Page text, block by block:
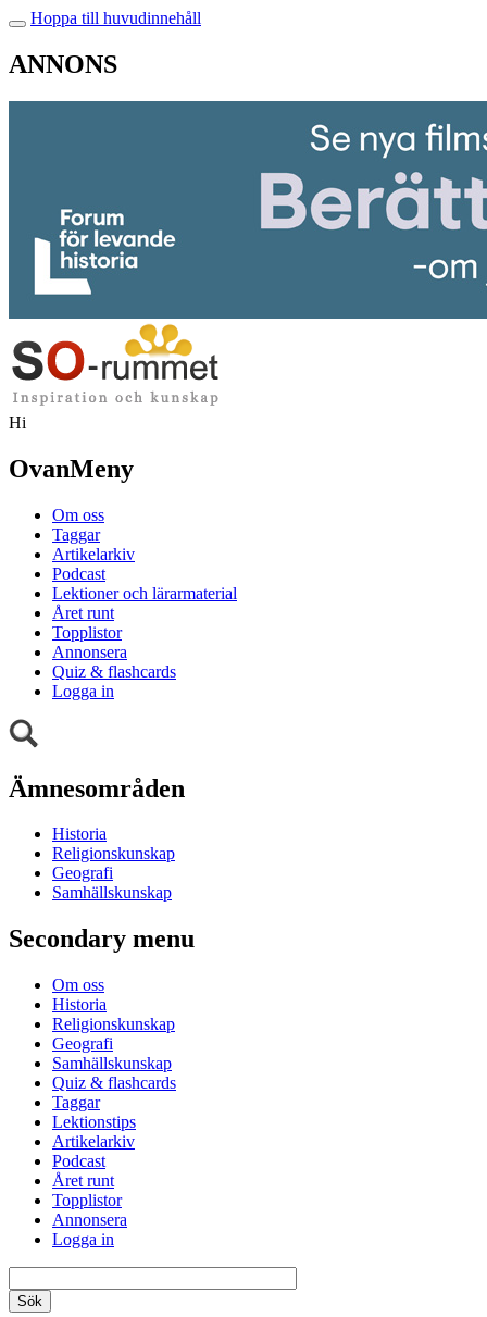
Hoppa till huvudinnehåll
ANNONS
Hi
OvanMeny
Om oss
Taggar
Artikelarkiv
Podcast
Lektioner och lärarmaterial
Året runt
Topplistor
Annonsera
Quiz & flashcards
Logga in
Ämnesområden
Historia
Religionskunskap
Geografi
Samhällskunskap
Secondary menu
Om oss
Historia
Religionskunskap
Geografi
Samhällskunskap
Quiz & flashcards
Taggar
Lektionstips
Artikelarkiv
Podcast
Året runt
Topplistor
Annonsera
Logga in